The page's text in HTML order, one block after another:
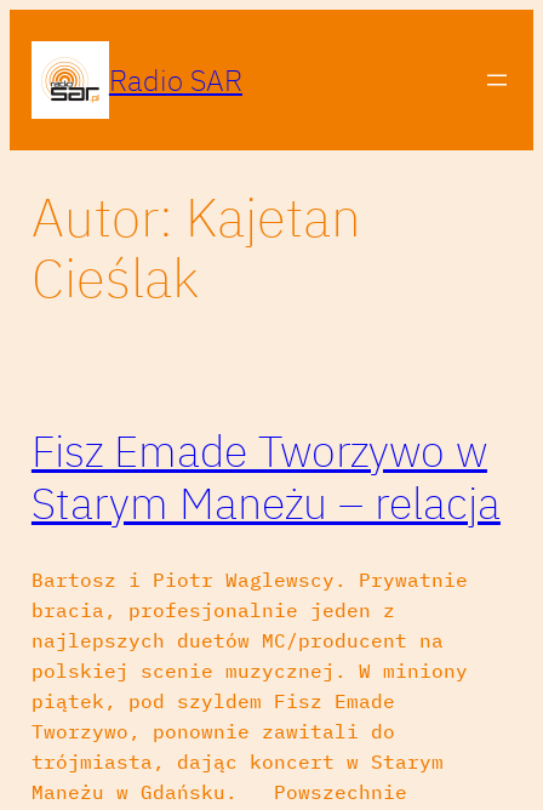
treści
Radio SAR
Autor: Kajetan
Cieślak
Fisz Emade Tworzywo w
Starym Maneżu – relacja
Bartosz i Piotr Waglewscy. Prywatnie
bracia, profesjonalnie jeden z
najlepszych duetów MC/producent na
polskiej scenie muzycznej. W miniony
piątek, pod szyldem Fisz Emade
Tworzywo, ponownie zawitali do
trójmiasta, dając koncert w Starym
Maneżu w Gdańsku. Powszechnie